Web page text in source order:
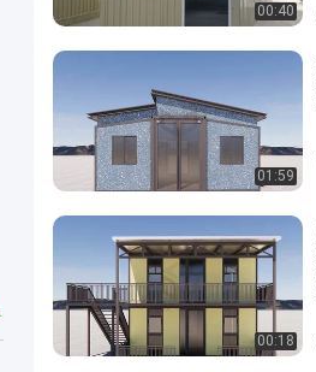
00:40
01:59
00:18